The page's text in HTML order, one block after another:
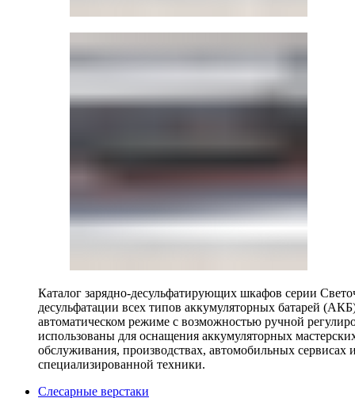
Каталог зарядно-десульфатирующих шкафов серии
десульфатации всех типов аккумуляторных батарей
автоматическом режиме с возможностью ручной
использованы для оснащения аккумуляторных
обслуживания, производствах, автомобильных
специализированной техники.
Слесарные верстаки